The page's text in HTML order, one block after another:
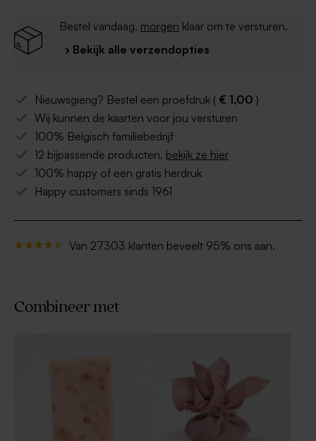
Bestel vandaag, morgen klaar om te versturen.
› Bekijk alle verzendopties
Nieuwsgierig? Bestel een proefdruk ( € 1,00 )
Wij kunnen de kaarten voor jou versturen
100% Belgisch familiebedrijf
12 bijpassende producten, bekijk ze hier
100% happy of een gratis herdruk
Happy customers sinds 1961
Van 27303 klanten beveelt 95% ons aan.
Combineer met